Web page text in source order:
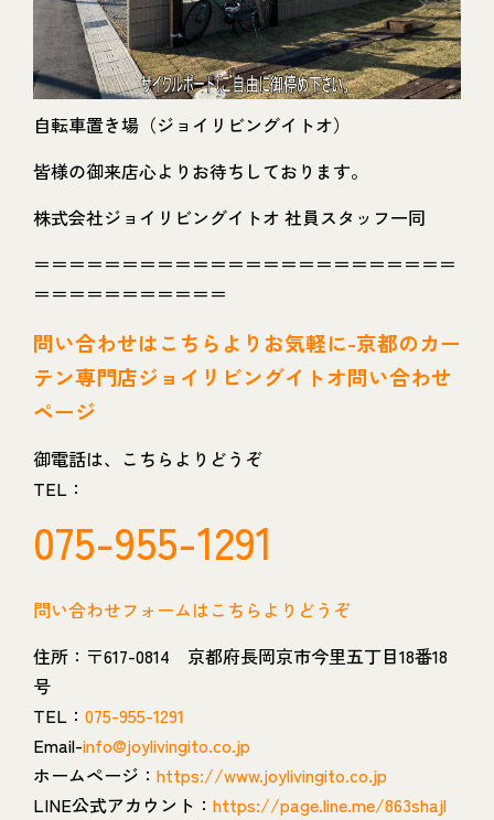
自転車置き場（ジョイリビングイトオ）
皆様の御来店心よりお待ちしております。
株式会社ジョイリビングイトオ 社員スタッフ一同
＝＝＝＝＝＝＝＝＝＝＝＝＝＝＝＝＝＝＝＝＝＝＝＝
＝＝＝＝＝＝＝＝＝＝＝
問い合わせはこちらよりお気軽に-京都のカー
テン専門店ジョイリビングイトオ問い合わせ
ページ
御電話は、こちらよりどうぞ
TEL：
075-955-1291
問い合わせフォームはこちらよりどうぞ
住所：〒617-0814 京都府長岡京市今里五丁目18番18
号
TEL： 075-955-1291
Email-info@joylivingito.co.jp
ホームページ： https://www.joylivingito.co.jp
LINE公式アカウント： https://page.line.me/863shajl